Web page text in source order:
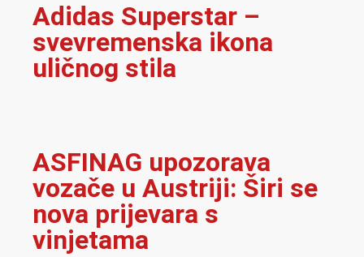
Adidas Superstar –
svevremenska ikona
uličnog stila
ASFINAG upozorava
vozače u Austriji: Širi se
nova prijevara s
vinjetama